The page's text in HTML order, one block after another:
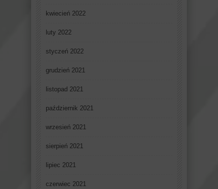
kwiecień 2022
luty 2022
styczeń 2022
grudzień 2021
listopad 2021
październik 2021
wrzesień 2021
sierpień 2021
lipiec 2021
czerwiec 2021